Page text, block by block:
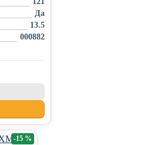
Да
13.5
000882
-15 %